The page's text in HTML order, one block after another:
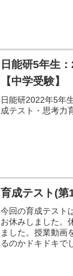
日能研5年生
【中学受験】
日能研2022年5年
成テスト・思考力
育成テスト(第
今回の育成テスト
お休みしました。
ました。授業動画
るのかドキドキで